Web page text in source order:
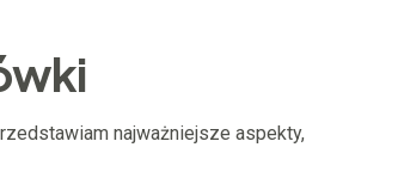
najważniejsze aspekty,